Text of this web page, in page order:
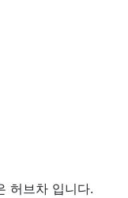
허브차 입니다.